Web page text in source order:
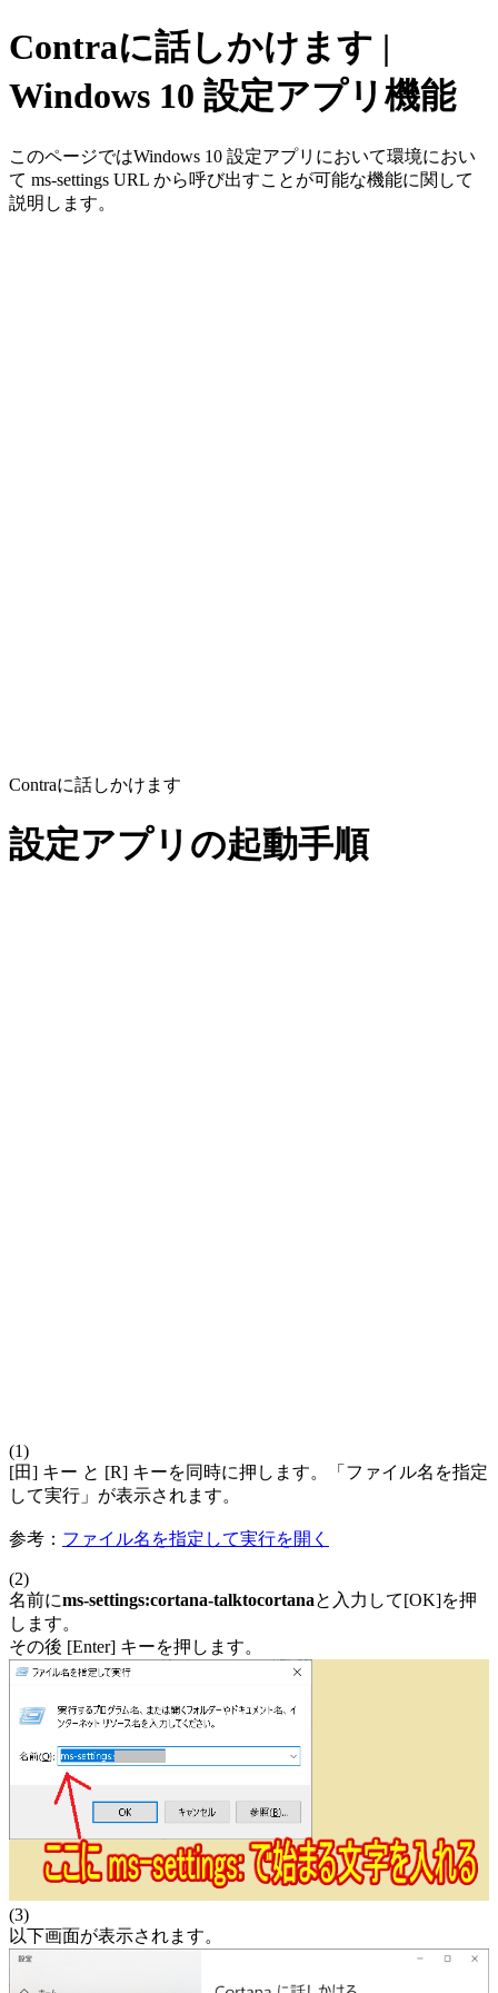
Contraに話しかけます |
Windows 10 設定アプリ機能
このページではWindows 10 設定アプリにおいて環境におい
て ms-settings URL から呼び出すことが可能な機能に関して
説明します。
Contraに話しかけます
設定アプリの起動手順
(1)
[田] キー と [R] キーを同時に押します。「ファイル名を指定
して実行」が表示されます。
参考： ファイル名を指定して実行を開く
(2)
名前にms-settings:cortana-talktocortanaと入力して[OK]を押
します。
その後 [Enter] キーを押します。
(3)
以下画面が表示されます。